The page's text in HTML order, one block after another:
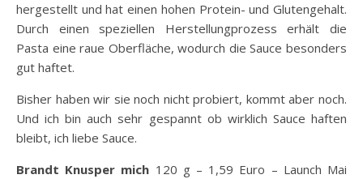
hergestellt und hat einen hohen Protein- und Glutengehalt.
Durch einen speziellen Herstellungprozess erhält die
Pasta eine raue Oberfläche, wodurch die Sauce besonders
gut haftet.
Bisher haben wir sie noch nicht probiert, kommt aber noch.
Und ich bin auch sehr gespannt ob wirklich Sauce haften
bleibt, ich liebe Sauce.
Brandt Knusper mich 120 g – 1,59 Euro – Launch Mai